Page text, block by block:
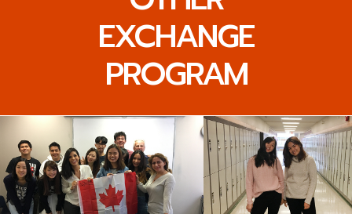
EXCHANGE
PROGRAM